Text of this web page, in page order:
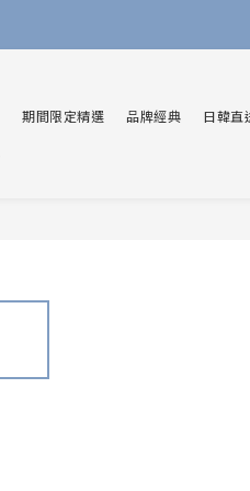
期間限定精選 品牌經典 日韓直